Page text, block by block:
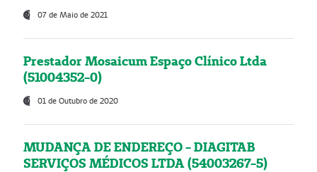
07 de Maio de 2021
Prestador Mosaicum Espaço Clínico Ltda
(51004352-0)
01 de Outubro de 2020
MUDANÇA DE ENDEREÇO - DIAGITAB
SERVIÇOS MÉDICOS LTDA (54003267-5)